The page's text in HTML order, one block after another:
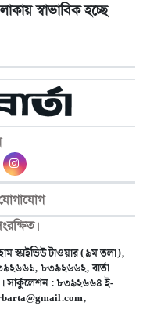
স্বাভাবিক হচ্ছে
স্কাইভিউ টাওয়ার (৯ম তলা),
৮৩৯২৬৬২, বার্তা
সার্কুলেশন : ৮৩৯২৬৬৪ ই-
,